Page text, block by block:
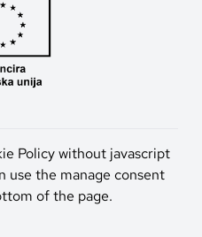
Policy without javascript
use the manage consent
of the page.